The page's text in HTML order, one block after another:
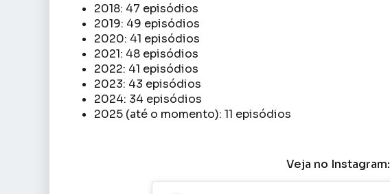
2018: 47 episódios
2019: 49 episódios
2020: 41 episódios
2021: 48 episódios
2022: 41 episódios
2023: 43 episódios
2024: 34 episódios
2025 (até o momento): 11 episódios
Veja no Instagram: